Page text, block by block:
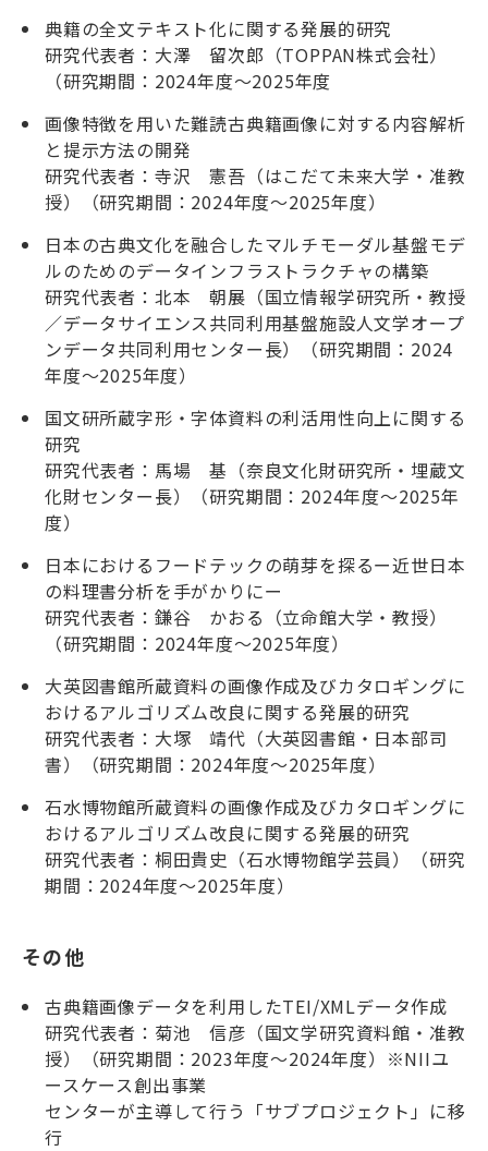
典籍の全文テキスト化に関する発展的研究
研究代表者：大澤 留次郎（TOPPAN株式会社）
（研究期間：2024年度～2025年度
画像特徴を用いた難読古典籍画像に対する内容解析
と提示方法の開発
研究代表者：寺沢 憲吾（はこだて未来大学・准教
授）（研究期間：2024年度～2025年度）
日本の古典文化を融合したマルチモーダル基盤モデ
ルのためのデータインフラストラクチャの構築
研究代表者：北本 朝展（国立情報学研究所・教授
／データサイエンス共同利用基盤施設人文学オープ
ンデータ共同利用センター長）（研究期間：2024
年度～2025年度）
国文研所蔵字形・字体資料の利活用性向上に関する
研究
研究代表者：馬場 基（奈良文化財研究所・埋蔵文
化財センター長）（研究期間：2024年度～2025年
度）
日本におけるフードテックの萌芽を探るー近世日本
の料理書分析を手がかりにー
研究代表者：鎌谷 かおる（立命館大学・教授）
（研究期間：2024年度～2025年度）
大英図書館所蔵資料の画像作成及びカタロギングに
おけるアルゴリズム改良に関する発展的研究
研究代表者：大塚 靖代（大英図書館・日本部司
書）（研究期間：2024年度～2025年度）
石水博物館所蔵資料の画像作成及びカタロギングに
おけるアルゴリズム改良に関する発展的研究
研究代表者：桐田貴史（石水博物館学芸員）（研究
期間：2024年度～2025年度）
その他
古典籍画像データを利用したTEI/XMLデータ作成
研究代表者：菊池 信彦（国文学研究資料館・准教
授）（研究期間：2023年度～2024年度）※NIIユ
ースケース創出事業
センターが主導して行う「サブプロジェクト」に移
行